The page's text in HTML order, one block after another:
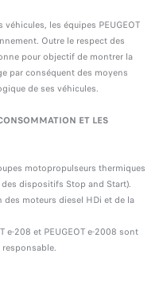
les équipes PEUGEOT
Outre le respect des
pour objectif de montrer la
par conséquent des moyens
de ses véhicules.
ET LES
motopropulseurs thermiques
dispositifs Stop and Start).
moteurs diesel HDi et de la
e-208 et PEUGEOT e-2008 sont